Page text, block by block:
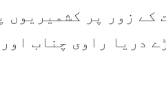
کے زور پر کشمیریوں
دریا راوی چناب